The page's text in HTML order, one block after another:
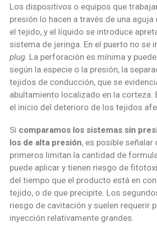
Los dispositivos o equipos que
presión lo hacen a través de una aguja
el tejido, y el líquido se introduce
sistema de jeringa. En el puerto no se
plug. La perforación es mínima y
según la especie o la presión, la
tejidos de conducción, que se
abultamiento localizado en la corteza.
el inicio del deterioro de los tejidos
Si comparamos los sistemas sin
los de alta presión, es posible señalar
primeros limitan la cantidad de
puede aplicar y tienen riesgo de
del tiempo que el producto está en
tejido, o de que precipite. Los
riesgo de cavitación y suelen requerir
inyección relativamente grandes.